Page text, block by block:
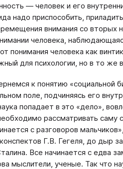
— человек и его
надо приспособить,
внимания со вторых
человека,
понимания человека как
для психологии, но в то же
к понятию «социальной
поле, подчиняясь его
попадает в это «дело»,
рассматривать саму
с разговоров
Г.В. Гегеля, до дыр
Все начинается с едва
мыслители, ученые. Так что